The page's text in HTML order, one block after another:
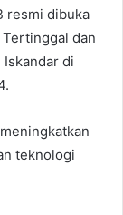
resmi dibuka
dan
di
teknologi